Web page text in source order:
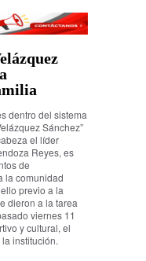
dentro del sistema
Sánchez”
el líder
Reyes, es
de
la comunidad
previo a la
dieron a la tarea
viernes 11
y cultural, el
institución.